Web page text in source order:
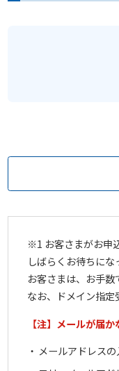
※1 お客さまがお申
しばらくお待ちに
お客さまは、お手数
なお、ドメイン指
【注】メールが届
メールアドレス